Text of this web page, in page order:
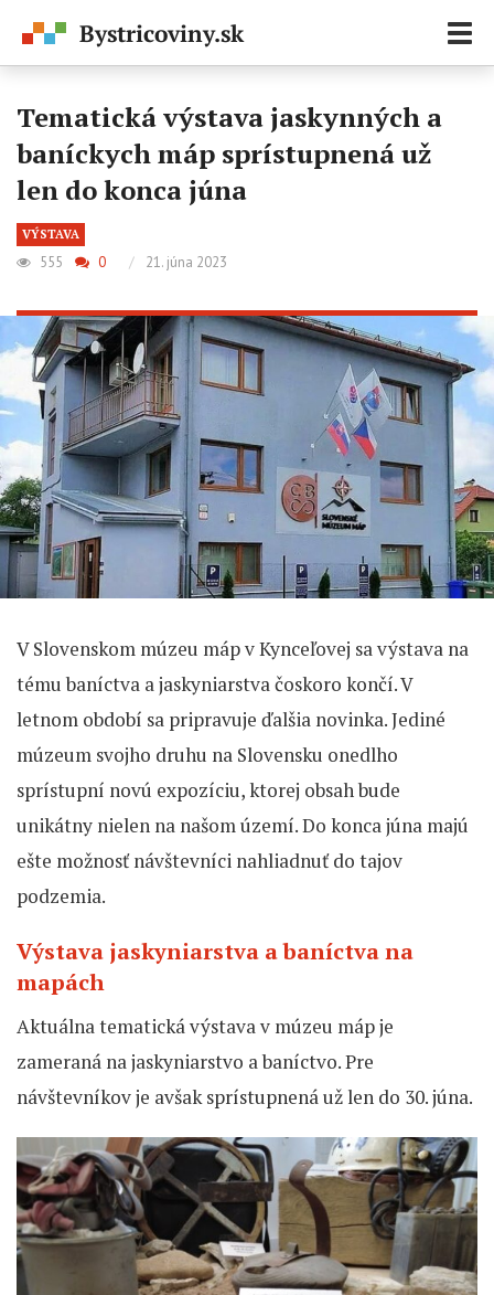
Tematická výstava jaskynných a
baníckych máp sprístupnená už
len do konca júna
VÝSTAVA
555 0 / 21. júna 2023
V Slovenskom múzeu máp v Kynceľovej sa výstava na
tému baníctva a jaskyniarstva čoskoro končí. V
letnom období sa pripravuje ďalšia novinka. Jediné
múzeum svojho druhu na Slovensku onedlho
sprístupní novú expozíciu, ktorej obsah bude
unikátny nielen na našom území. Do konca júna majú
ešte možnosť návštevníci nahliadnuť do tajov
podzemia.
Výstava jaskyniarstva a baníctva na
mapách
Aktuálna tematická výstava v múzeu máp je
zameraná na jaskyniarstvo a baníctvo. Pre
návštevníkov je avšak sprístupnená už len do 30. júna.